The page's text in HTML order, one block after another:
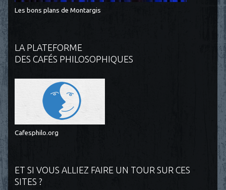
Les bons plans de Montargis
LA PLATEFORME
DES CAFÉS PHILOSOPHIQUES
Cafesphilo.org
ET SI VOUS ALLIEZ FAIRE UN TOUR SUR CES
SITES ?